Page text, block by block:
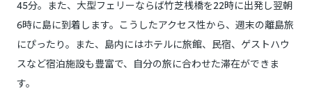
45分。また、大型フェリーならば竹芝桟橋を22時に出発し翌朝
6時に島に到着します。こうしたアクセス性から、週末の離島旅
にぴったり。また、島内にはホテルに旅館、民宿、ゲストハウ
スなど宿泊施設も豊富で、自分の旅に合わせた滞在ができま
す。